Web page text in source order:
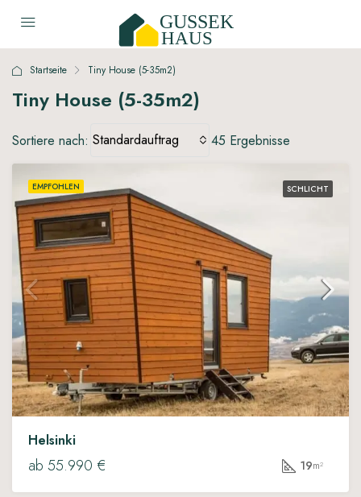
Startseite Tiny House (5-35m2)
Tiny House (5-35m2)
45 Ergebnisse
Sortiere nach: Standardauftrag
EMPFOHLEN SCHLICHT
Helsinki
ab 55.990 € 19m²